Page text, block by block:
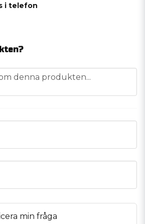
i telefon
denna produkten...
min fråga